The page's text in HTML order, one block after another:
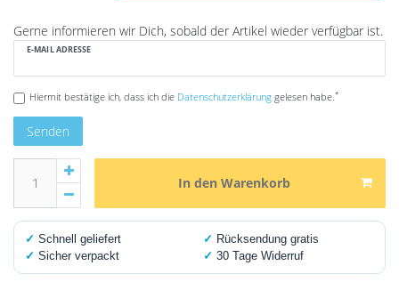
Gerne informieren wir Dich, sobald der Artikel wieder verfügbar ist.
E-MAIL ADRESSE
Hiermit bestätige ich, dass ich die Daten­schutz­erklärunggelesen habe. *
Senden
In den Warenkorb
✓ Schnell geliefert ✓ Rücksendung gratis
✓ Sicher verpackt ✓ 30 Tage Widerruf